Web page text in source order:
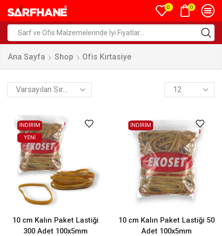
0 0
Ana Sayfa Shop Ofis Kırtasiye
İNDİRİM
YENI
10 cm Kalın Paket Lastiği
300 Adet 100x5mm
İNDİRİM
10 cm Kalın Paket Lastiği 50
Adet 100x5mm